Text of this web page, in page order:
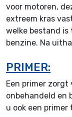
voor motoren,
extreem kras
welke bestand is
benzine. Na
PRIMER:
Een primer zorgt
onbehandeld en
u ook een primer